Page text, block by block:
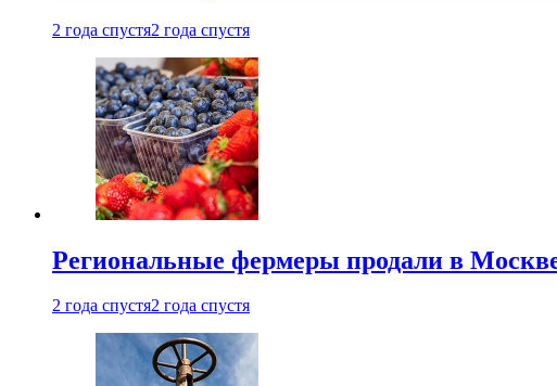
2 года спустя2 года спустя
Региональные фермеры продали в
2 года спустя2 года спустя